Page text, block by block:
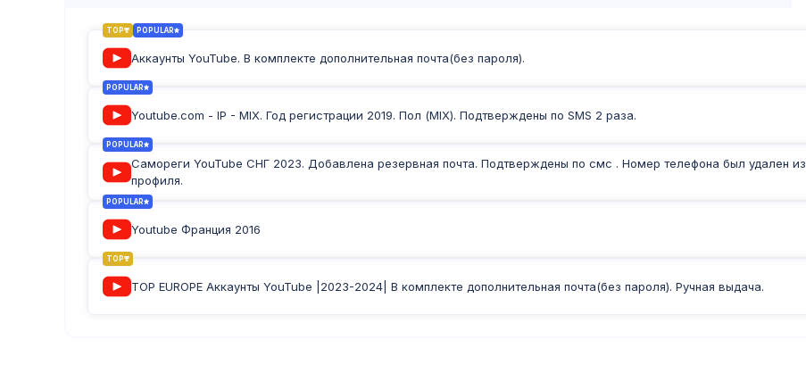
TOP POPULAR
Аккаунты YouTube. В комплекте дополнительная почта(без пароля).
POPULAR
Youtube.com - IP - MIX. Год регистрации 2019. Пол (MIX). Подтверждены по SMS 2 раза.
POPULAR
Самореги YouTube СНГ 2023. Добавлена резервная почта. Подтверждены по смс . Номер телефона был удален из
профиля.
POPULAR
Youtube Франция 2016
TOP
TOP EUROPE Аккаунты YouTube |2023-2024| В комплекте дополнительная почта(без пароля). Ручная выдача.